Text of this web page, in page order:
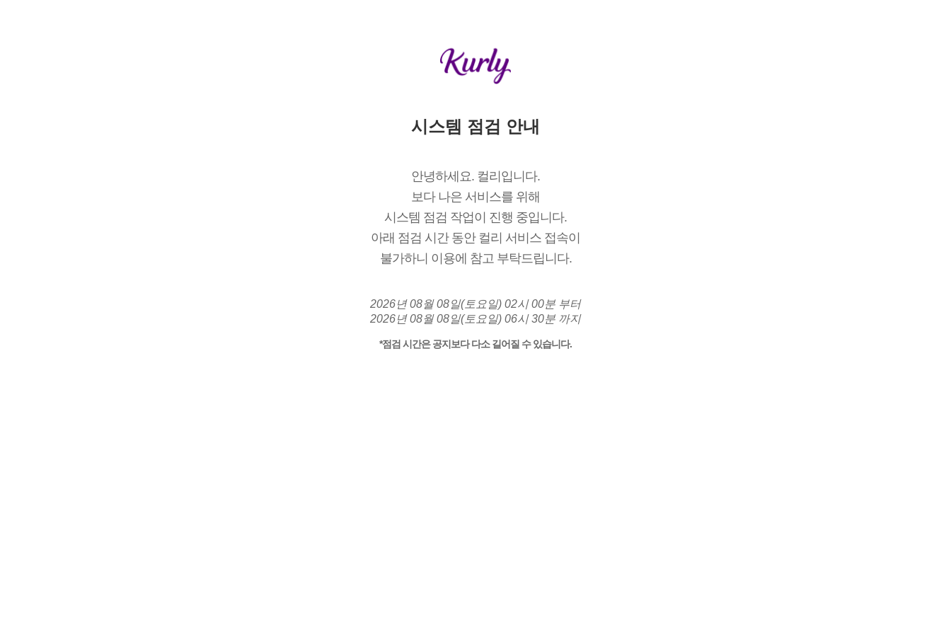
시스템 점검 안내
안녕하세요. 컬리입니다.
보다 나은 서비스를 위해
시스템 점검 작업이 진행 중입니다.
아래 점검 시간 동안 컬리 서비스 접속이
불가하니 이용에 참고 부탁드립니다.
2026년 08월 08일(토요일) 02시 00분 부터
2026년 08월 08일(토요일) 06시 30분 까지
*점검 시간은 공지보다 다소 길어질 수 있습니다.